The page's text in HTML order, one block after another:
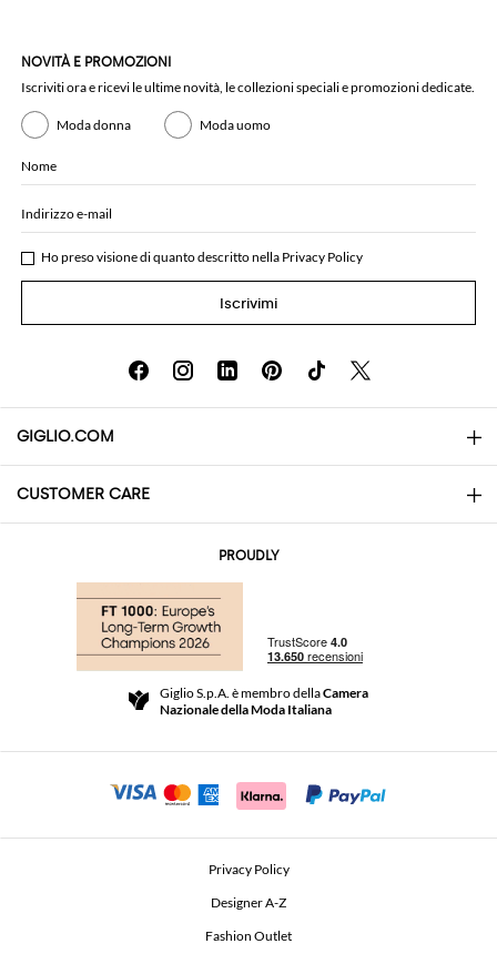
NOVITÀ E PROMOZIONI
Iscriviti ora e ricevi le ultime novità, le collezioni speciali e promozioni dedicate.
Moda donna Moda uomo
Nome
Indirizzo e-mail
Ho preso visione di quanto descritto nella Privacy Policy
Iscrivimi
GIGLIO.COM
About
Community Store
Beauty Seekers VIP Club
CUSTOMER CARE
Resi e Rimborsi
Termini e Condizioni di vendita
Comunicazione di sicurezza
PROUDLY
Giglio S.p.A. è membro dellaCamera
Nazionale della Moda Italiana
Privacy Policy
Designer A-Z
Fashion Outlet